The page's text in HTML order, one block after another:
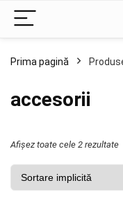
Prima pagină
accesorii
Afișez toate cele 2 rezultate